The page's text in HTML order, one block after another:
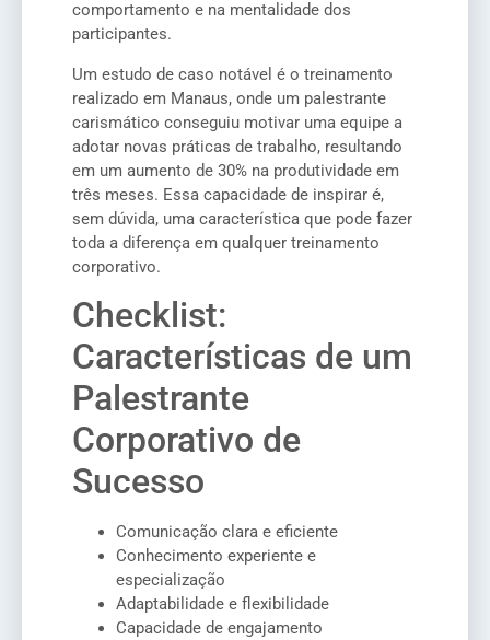
comportamento e na mentalidade dos
participantes.
Um estudo de caso notável é o treinamento
realizado em Manaus, onde um palestrante
carismático conseguiu motivar uma equipe a
adotar novas práticas de trabalho, resultando
em um aumento de 30% na produtividade em
três meses. Essa capacidade de inspirar é,
sem dúvida, uma característica que pode fazer
toda a diferença em qualquer treinamento
corporativo.
Checklist:
Características de um
Palestrante
Corporativo de
Sucesso
Comunicação clara e eficiente
Conhecimento experiente e
especialização
Adaptabilidade e flexibilidade
Capacidade de engajamento